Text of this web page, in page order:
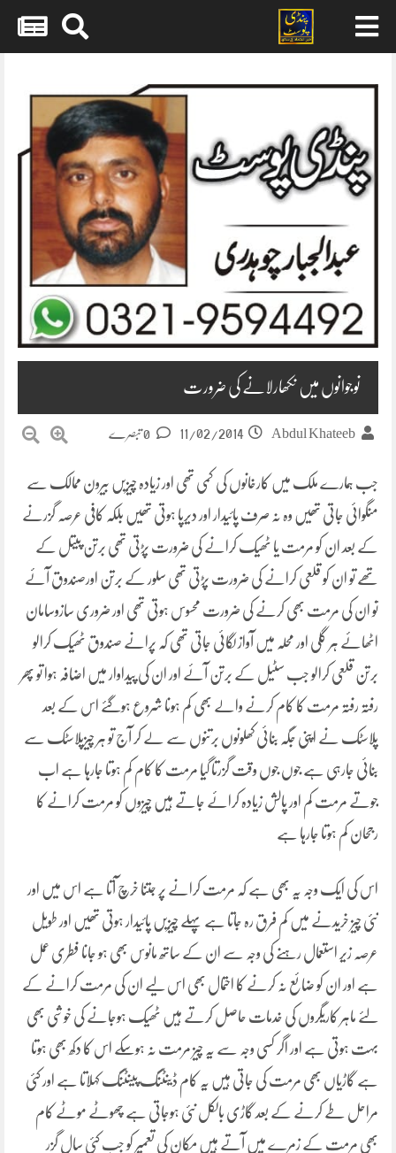
content
نوجوانوں میں نکھارلانے کی ضرورت
Abdul Khateeb
11/02/2014
جب ہمارے ملک میں کارخانوں کی کمی تھی اور زیادہ چیزیں بیرون ممالک سے
منگوائی جاتی تھیں وہ نہ صرف پائیدار اور دیرپا ہوتی تھیں بلکہ کافی عرصہ گزرنے
کے بعد ان کو مرمت یا ٹھیک کرانے کی ضرورت پڑتی تھی برتن پیتل کے
تھے تو ان کو قلعی کرانے کی ضرورت پڑتی تھی سلور کے برتن اورصندوق آئے
تو ان کی مرمت بھی کرنے کی ضرورت محسوس ہوتی تھی اور ضروری سازوسامان
اٹھائے ہر گلی اور محلہ میں آواز لگائی جاتی تھی کہ پرانے صندوق ٹھیک کرالو
برتن قلعی کرالو جب سٹیل کے برتن آئے اور ان کی پیداوار میں اضافہ ہوا تو پھر
رفتہ رفتہ مرمت کا کام کرنے والے بھی کم ہونا شروع ہوگئے اس کے بعد
پلاسٹک نے اپنی جگہ بنائی کھلونوں برتنوں سے لے کر آج تو ہر چیزپلاسٹک سے
بنائی جارہی ہے جوں جوں وقت گزرتا گیا مرمت کا کام کم ہوتا جارہا ہے اب
جوتے مرمت کم اور پالش زیادہ کرائے جاتے ہیں چیزوں کو مرمت کرانے کا
رجحان کم ہوتا جارہا ہے
اس کی ایک وجہ یہ بھی ہے کہ مرمت کرانے پر جتنا خرچ آتا ہے اس میں اور
نئی چیز خریدنے میں کم فرق رہ جاتا ہے پہلے چیزیں پائیدار ہوتی تھیں اور طویل
عرصہ زیر استعمال رہنے کی وجہ سے ان کے ساتھ مانوس بھی ہو جانا فطری عمل
ہے اور ان کو ضائع نہ کرنے کا احتمال بھی اس لیے ان کی مرمت کرانے کے
لئے ماہر کاریگروں کی خدمات حاصل کرتے ہیں ٹھیک ہوجانے کی خوشی بھی
بہت ہوتی ہے اور اگر کسی وجہ سے یہ چیز مرمت نہ ہوسکے اس کا دکھ بھی ہوتا
ہے گاڑیاں بھی مرمت کی جاتی ہیں یہ کام ڈینٹنگ پینٹنگ کہلاتا ہے اور کئی
مراحل طے کرنے کے بعد گاڑی بالکل نئی ہوجاتی ہے چھوٹے موٹے کام
بھی مرمت کے زمرے میں آتے ہیں مکان کی تعمیر کو جب کئی سال گزر